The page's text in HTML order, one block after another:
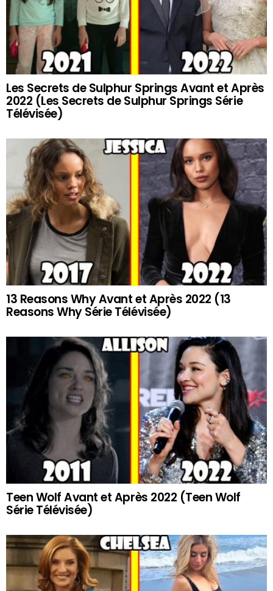
Les Secrets de Sulphur Springs Avant et Après
2022 (Les Secrets de Sulphur Springs Série
Télévisée)
13 Reasons Why Avant et Après 2022 (13
Reasons Why Série Télévisée)
Teen Wolf Avant et Après 2022 (Teen Wolf
Série Télévisée)